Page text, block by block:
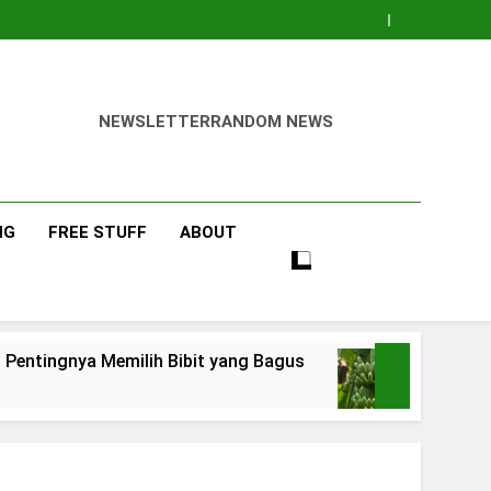
NEWSLETTERRANDOM NEWS
FREE STUFF ABOUT
Bibit yang Bagus Pisang Barangan
4 Days Ago